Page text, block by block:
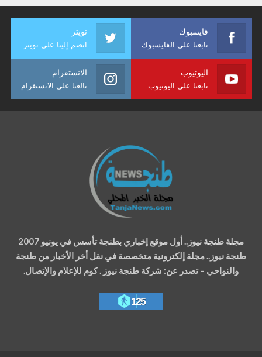
فايسبوك
تابعنا على الفايسبوك
تويتر
انضم إلينا على تويتر
اليوتيوب
تابعنا على اليوتيوب
الانستغرام
تالعنا على الانستغرام
مجلة طنجة نيوز.. أول موقع إخباري بطنجة تأسس في يونيو 2007
طنجة نيوز.. مجلة إلكترونية متخصصة في نقل أخر الأخبار من طنجة
والنواحي – تصدر عن: شركة طنجة نيوز . كوم للإعلام والإتصال.
125